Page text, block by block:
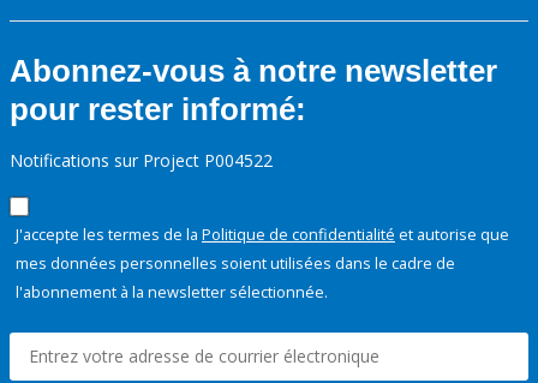
Abonnez-vous à notre newsletter
pour rester informé:
Notifications sur Project P004522
J'accepte les termes de la Politique de confidentialité et autorise que
mes données personnelles soient utilisées dans le cadre de
l'abonnement à la newsletter sélectionnée.